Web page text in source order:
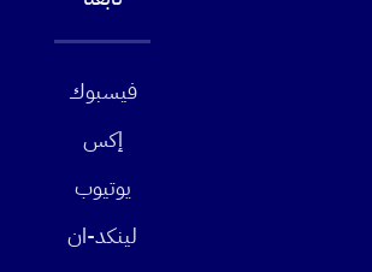
فيسبوك
إكس
يوتيوب
لينكد-ان